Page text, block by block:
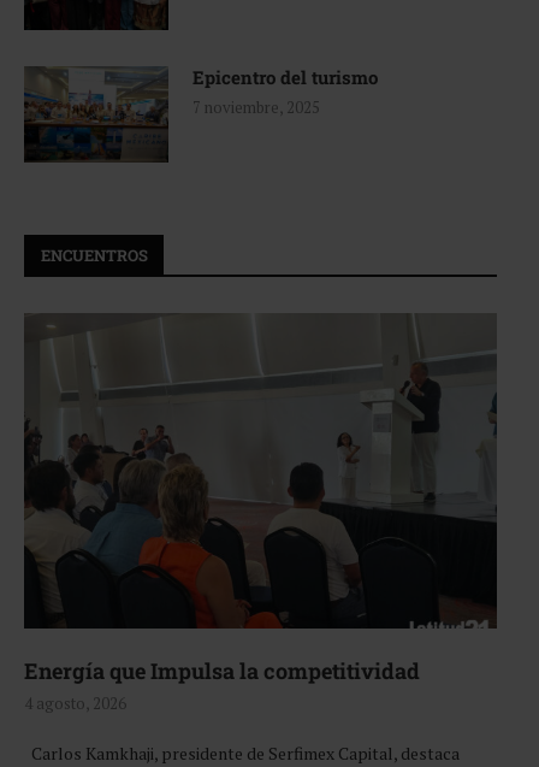
Epicentro del turismo
7 noviembre, 2025
ENCUENTROS
Energía que Impulsa la competitividad
4 agosto, 2026
Carlos Kamkhaji, presidente de Serfimex Capital, destaca